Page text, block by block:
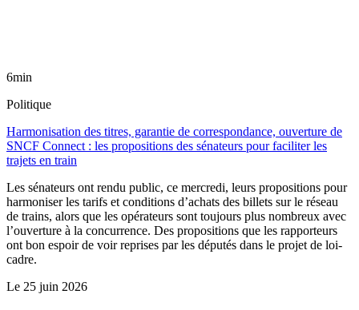
6min
Politique
Harmonisation des titres, garantie de correspondance, ouverture de
SNCF Connect : les propositions des sénateurs pour faciliter les
trajets en train
Les sénateurs ont rendu public, ce mercredi, leurs propositions pour
harmoniser les tarifs et conditions d’achats des billets sur le réseau
de trains, alors que les opérateurs sont toujours plus nombreux avec
l’ouverture à la concurrence. Des propositions que les rapporteurs
ont bon espoir de voir reprises par les députés dans le projet de loi-
cadre.
Le 25 juin 2026